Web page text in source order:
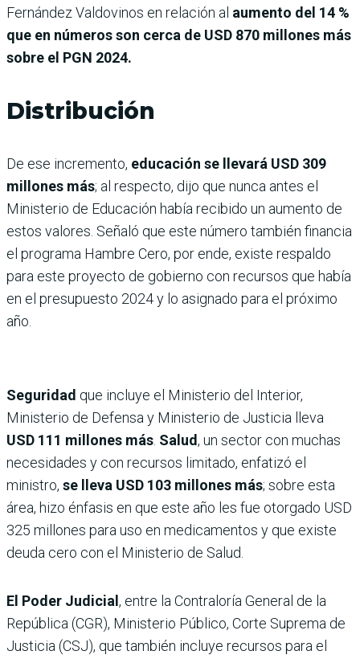
Fernández Valdovinos en relación al aumento del 14 %
que en números son cerca de USD 870 millones más
sobre el PGN 2024.
Distribución
De ese incremento, educación se llevará USD 309
millones más; al respecto, dijo que nunca antes el
Ministerio de Educación había recibido un aumento de
estos valores. Señaló que este número también financia
el programa Hambre Cero, por ende, existe respaldo
para este proyecto de gobierno con recursos que había
en el presupuesto 2024 y lo asignado para el próximo
año.
Seguridad que incluye el Ministerio del Interior,
Ministerio de Defensa y Ministerio de Justicia lleva
USD 111 millones más. Salud, un sector con muchas
necesidades y con recursos limitado, enfatizó el
ministro, se lleva USD 103 millones más; sobre esta
área, hizo énfasis en que este año les fue otorgado USD
325 millones para uso en medicamentos y que existe
deuda cero con el Ministerio de Salud.
El Poder Judicial , entre la Contraloría General de la
República (CGR), Ministerio Público, Corte Suprema de
Justicia (CSJ), que también incluye recursos para el